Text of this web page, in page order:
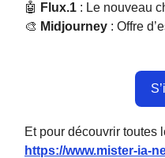
🤖 Flux.1 : Le nouveau
🎨 Midjourney : Offre
Et pour découvrir toutes
https://www.mister-ia-